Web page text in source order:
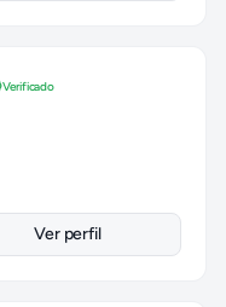
Verificado
Ver perfil